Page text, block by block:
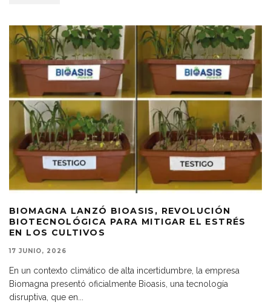
BIOMAGNA LANZÓ BIOASIS, REVOLUCIÓN
BIOTECNOLÓGICA PARA MITIGAR EL ESTRÉS
EN LOS CULTIVOS
17 JUNIO, 2026
En un contexto climático de alta incertidumbre, la empresa
Biomagna presentó oficialmente Bioasis, una tecnología
disruptiva, que en...